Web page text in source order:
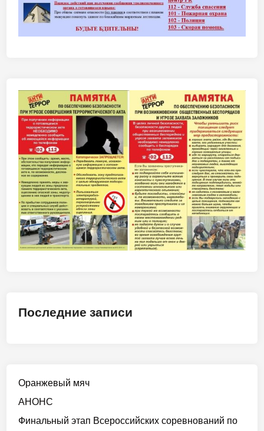
Последние записи
Оранжевый мяч
АНОНС
Финальный этап Всероссийских соревнований по